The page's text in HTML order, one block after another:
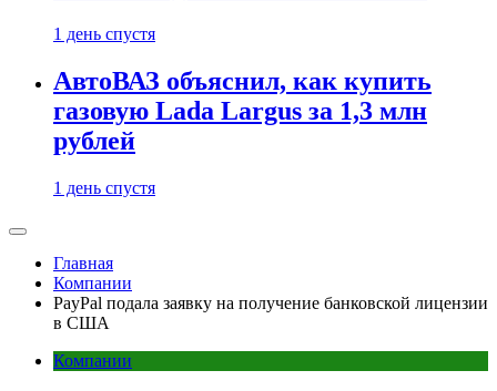
1 день спустя
АвтоВАЗ объяснил, как купить
газовую Lada Largus за 1,3 млн
рублей
1 день спустя
Главная
Компании
PayPal подала заявку на получение банковской лицензии
в США
Компании